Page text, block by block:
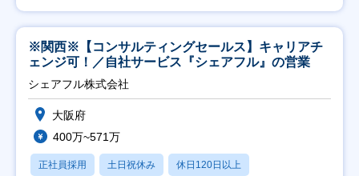
※関西※【コンサルティングセールス】キャリアチ
ェンジ可！／自社サービス『シェアフル』の営業
シェアフル株式会社
大阪府
400万~571万
正社員採用 土日祝休み 休日120日以上